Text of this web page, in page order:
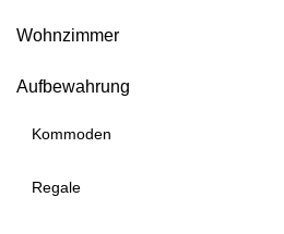
Wohnzimmer
Aufbewahrung
Kommoden
Regale